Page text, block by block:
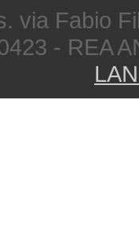
via Fabio
- REA